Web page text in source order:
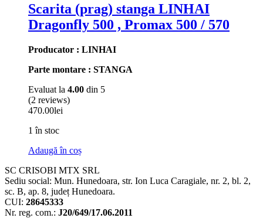
Scarita (prag) stanga LINHAI
Dragonfly 500 , Promax 500 / 570
Producator : LINHAI
Parte montare : STANGA
Evaluat la 4.00 din 5
(2 reviews)
470.00lei
1 în stoc
Adaugă în coș
SC CRISOBI MTX SRL
Sediu social: Mun. Hunedoara, str. Ion Luca Caragiale, nr. 2, bl. 2,
sc. B, ap. 8, județ Hunedoara.
CUI: 28645333
Nr. reg. com.: J20/649/17.06.2011